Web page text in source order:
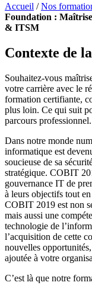
Accueil /Nos
Foundation :
& ITSM
Contexte de
Souhaitez-vous
votre carrière avec le
formation certifiante,
plus loin. Ce qui suit
parcours professionnel.
Dans notre monde
informatique est
soucieuse de sa
stratégique. COBIT
gouvernance IT de
à leurs objectifs tout
COBIT 2019 est non
mais aussi une
technologie de
l’acquisition de cette
nouvelles
ajoutée à votre
C’est là que notre